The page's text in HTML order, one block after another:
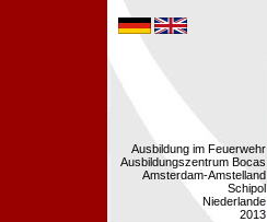
Ausbildung im Feuerwehr
Ausbildungszentrum Bocas
Amsterdam-Amstelland
Schipol
Niederlande
2013